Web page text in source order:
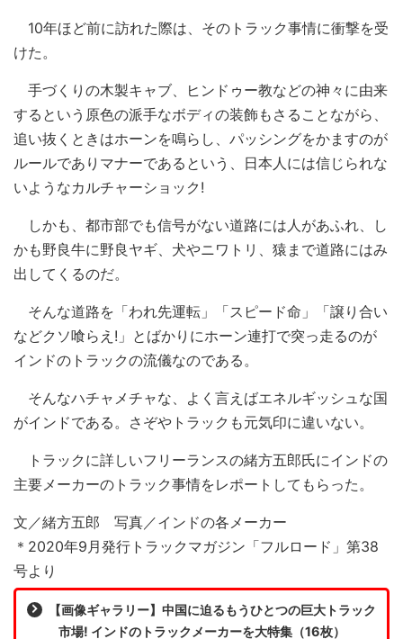
10年ほど前に訪れた際は、そのトラック事情に衝撃を受
けた。
手づくりの木製キャブ、ヒンドゥー教などの神々に由来
するという原色の派手なボディの装飾もさることながら、
追い抜くときはホーンを鳴らし、パッシングをかますのが
ルールでありマナーであるという、日本人には信じられな
いようなカルチャーショック!
しかも、都市部でも信号がない道路には人があふれ、し
かも野良牛に野良ヤギ、犬やニワトリ、猿まで道路にはみ
出してくるのだ。
そんな道路を「われ先運転」「スピード命」「譲り合い
などクソ喰らえ!」とばかりにホーン連打で突っ走るのが
インドのトラックの流儀なのである。
そんなハチャメチャな、よく言えばエネルギッシュな国
がインドである。さぞやトラックも元気印に違いない。
トラックに詳しいフリーランスの緒方五郎氏にインドの
主要メーカーのトラック事情をレポートしてもらった。
文／緒方五郎 写真／インドの各メーカー
＊2020年9月発行トラックマガジン「フルロード」第38
号より
【画像ギャラリー】中国に迫るもうひとつの巨大トラック
市場! インドのトラックメーカーを大特集（16枚）